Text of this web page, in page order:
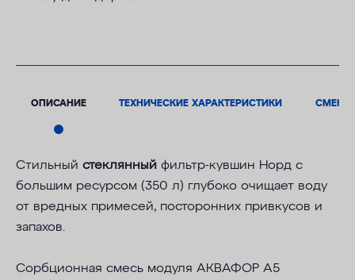
ОПИСАНИЕ ТЕХНИЧЕСКИЕ ХАРАКТЕРИСТИКИ
Стильный стеклянный фильтр-кувшин Норд с
большим ресурсом (350 л) глубоко очищает воду
от вредных примесей, посторонних привкусов и
запахов.
Сорбционная смесь модуля АКВАФОР А5